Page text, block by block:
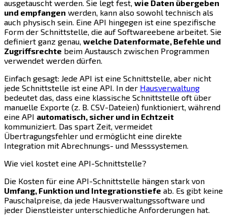
ausgetauscht werden. Sie legt fest, wie Daten übergeben
und empfangen werden, kann also sowohl technisch als
auch physisch sein. Eine API hingegen ist eine spezifische
Form der Schnittstelle, die auf Softwareebene arbeitet. Sie
definiert ganz genau, welche Datenformate, Befehle und
Zugriffsrechte beim Austausch zwischen Programmen
verwendet werden dürfen.
Einfach gesagt: Jede API ist eine Schnittstelle, aber nicht
jede Schnittstelle ist eine API. In der Hausverwaltung
bedeutet das, dass eine klassische Schnittstelle oft über
manuelle Exporte (z. B. CSV-Dateien) funktioniert, während
eine API automatisch, sicher und in Echtzeit
kommuniziert. Das spart Zeit, vermeidet
Übertragungsfehler und ermöglicht eine direkte
Integration mit Abrechnungs- und Messsystemen.
Wie viel kostet eine API-Schnittstelle?
Die Kosten für eine API-Schnittstelle hängen stark von
Umfang, Funktion und Integrationstiefe ab. Es gibt keine
Pauschalpreise, da jede Hausverwaltungssoftware und
jeder Dienstleister unterschiedliche Anforderungen hat.